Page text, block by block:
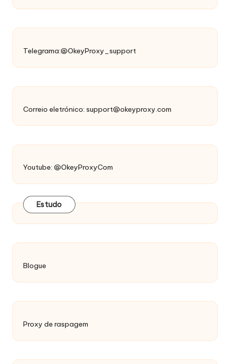
Telegrama:@OkeyProxy_support
Correio eletrónico: support@okeyproxy.com
Youtube: @OkeyProxyCom
Estudo
Blogue
Proxy de raspagem